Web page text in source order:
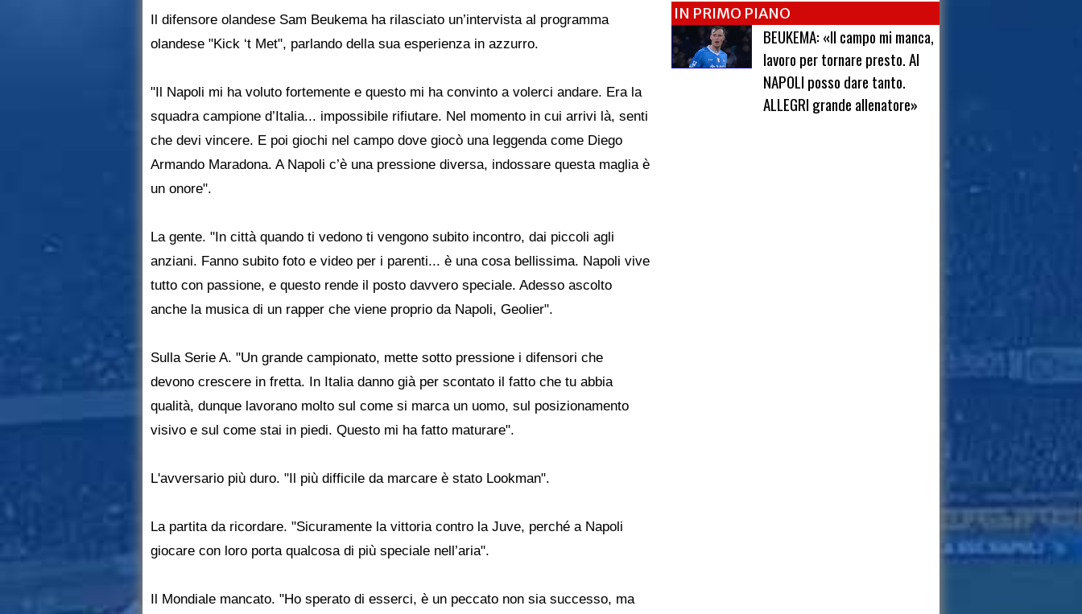
Il difensore olandese Sam Beukema ha rilasciato un’intervista al programma
olandese "Kick ‘t Met", parlando della sua esperienza in azzurro.
"Il Napoli mi ha voluto fortemente e questo mi ha convinto a volerci andare. Era la
squadra campione d’Italia... impossibile rifiutare. Nel momento in cui arrivi là, senti
che devi vincere. E poi giochi nel campo dove giocò una leggenda come Diego
Armando Maradona. A Napoli c’è una pressione diversa, indossare questa maglia è
un onore".
La gente. "In città quando ti vedono ti vengono subito incontro, dai piccoli agli
anziani. Fanno subito foto e video per i parenti... è una cosa bellissima. Napoli vive
tutto con passione, e questo rende il posto davvero speciale. Adesso ascolto
anche la musica di un rapper che viene proprio da Napoli, Geolier".
Sulla Serie A. "Un grande campionato, mette sotto pressione i difensori che
devono crescere in fretta. In Italia danno già per scontato il fatto che tu abbia
qualità, dunque lavorano molto sul come si marca un uomo, sul posizionamento
visivo e sul come stai in piedi. Questo mi ha fatto maturare".
L'avversario più duro. "Il più difficile da marcare è stato Lookman".
La partita da ricordare. "Sicuramente la vittoria contro la Juve, perché a Napoli
giocare con loro porta qualcosa di più speciale nell’aria".
Il Mondiale mancato. "Ho sperato di esserci, è un peccato non sia successo, ma
IN PRIMO PIANO
BEUKEMA: «Il campo mi manca,
lavoro per tornare presto. Al
NAPOLI posso dare tanto.
ALLEGRI grande allenatore»